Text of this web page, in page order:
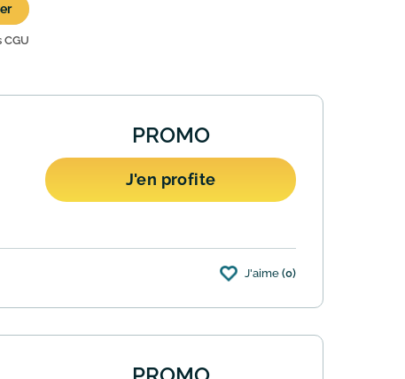
CGU
PROMO
J'en profite
relais Mondial Relay. Remise
J'aime (0)